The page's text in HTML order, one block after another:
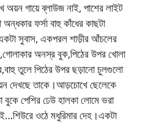
অয়ন গায়ে ব্লাউজ নাই, পাশের লাইট
ফর্সা বাহু কাঁধের কাছটা
সুবাস, একপরল শাড়ীর আঁচলের
অনস্র বুক,পিঠের উপর খোলা
তুলে পিঠের উপর ছড়ানো চুলগুলো
দেখছে তাকে।আড়চোখে ছেলেকে
বুকে পেশির ঢেউ হালকা লোমে ভরা
ওঠে মধুরিমার দেহ।একটা